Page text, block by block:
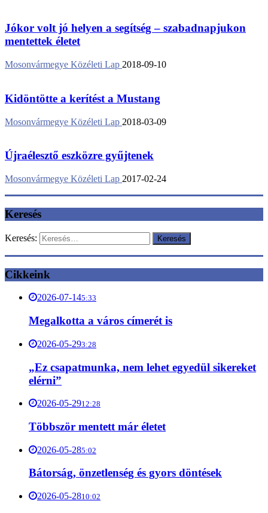
Jókor volt jó helyen a segítség – szabadnapjukon
mentettek életet
Mosonvármegye Közéleti Lap 2018-09-10
Kidöntötte a kerítést a Mustang
Mosonvármegye Közéleti Lap 2018-03-09
Újraélesztő eszközre gyűjtenek
Mosonvármegye Közéleti Lap 2017-02-24
Keresés
Keresés:
Cikkeink
2026-07-145:33
Megalkotta a város címerét is
2026-05-293:28
„Ez csapatmunka, nem lehet egyedül sikereket
elérni”
2026-05-2912:28
Többször mentett már életet
2026-05-285:02
Bátorság, önzetlenség és gyors döntések
2026-05-2810:02